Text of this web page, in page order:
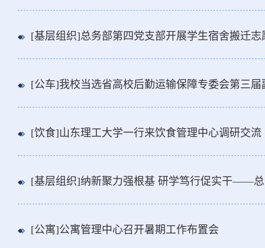
[基层组织]总务部第四党支部开展学生宿舍搬迁志
[公车]我校当选省高校后勤运输保障专委会第三届
[饮食]山东理工大学一行来饮食管理中心调研交流
[基层组织]纳新聚力强根基 研学笃行促实干——总务部第五党支部召开党员
[公寓]公寓管理中心召开暑期工作布置会